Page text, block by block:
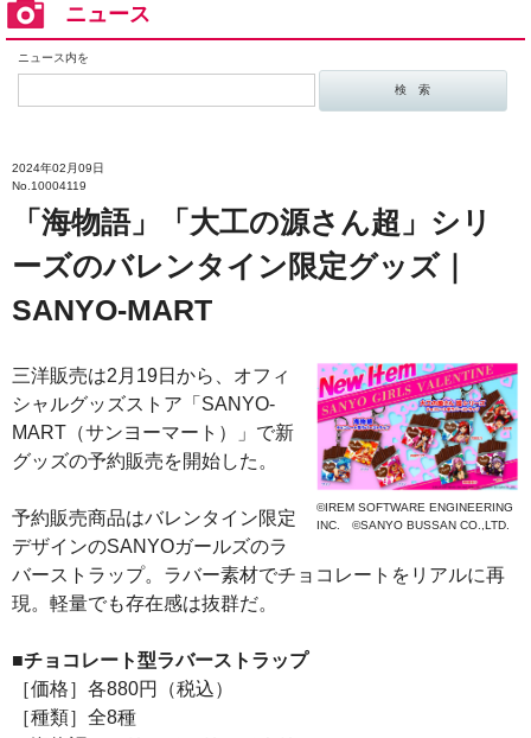
ニュース
ニュース内を
2024年02月09日
No.10004119
「海物語」「大工の源さん超」シリ
ーズのバレンタイン限定グッズ｜
SANYO-MART
©IREM SOFTWARE ENGINEERING
INC. ©SANYO BUSSAN CO.,LTD.
三洋販売は2月19日から、オフィ
シャルグッズストア「SANYO-
MART（サンヨーマート）」で新
グッズの予約販売を開始した。
予約販売商品はバレンタイン限定
デザインのSANYOガールズのラ
バーストラップ。ラバー素材でチョコレートをリアルに再
現。軽量でも存在感は抜群だ。
■チョコレート型ラバーストラップ
［価格］各880円（税込）
［種類］全8種